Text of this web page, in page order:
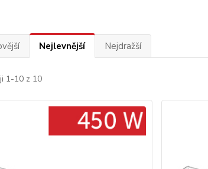
Nejlevnější Nejdražší
1-10 z 10